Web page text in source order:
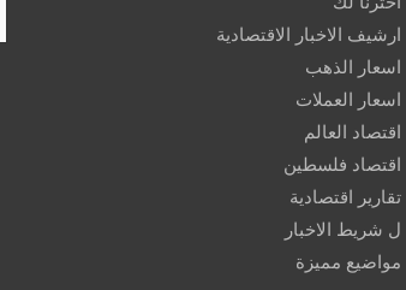
ارشيف الاخبار الاقتصادية
اسعار الذهب
اسعار العملات
اقتصاد العالم
اقتصاد فلسطين
تقارير اقتصادية
ل شريط الاخبار
مواضيع مميزة